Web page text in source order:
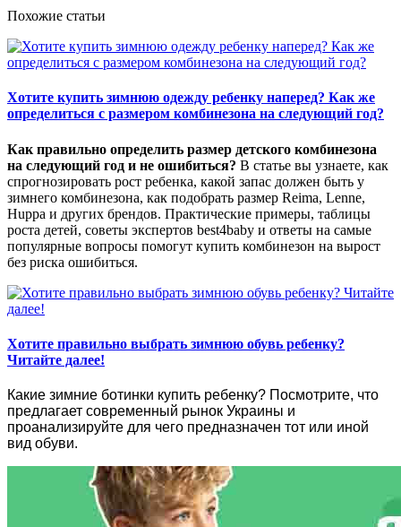
Похожие статьи
Хотите купить зимнюю одежду ребенку наперед? Как же
определиться с размером комбинезона на следующий год?
Как правильно определить размер детского комбинезона
на следующий год и не ошибиться? В статье вы узнаете, как
спрогнозировать рост ребенка, какой запас должен быть у
зимнего комбинезона, как подобрать размер Reima, Lenne,
Huppa и других брендов. Практические примеры, таблицы
роста детей, советы экспертов best4baby и ответы на самые
популярные вопросы помогут купить комбинезон на вырост
без риска ошибиться.
Хотите правильно выбрать зимнюю обувь ребенку?
Читайте далее!
Какие зимние ботинки купить ребенку? Посмотрите, что
предлагает современный рынок Украины и
проанализируйте для чего предназначен тот или иной
вид обуви.